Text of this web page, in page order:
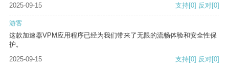
2025-09-15
支持[0] 反对[0]
游客
这款加速器VPM应用程序已经为我们带来了无限的流畅体验和安全性保
护。
2025-09-15
支持[0] 反对[0]